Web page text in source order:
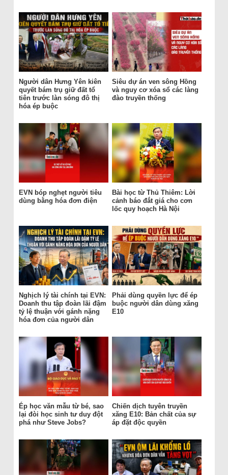
Người dân Hưng Yên kiên
quyết bám trụ giữ đất tổ
tiên trước làn sóng đô thị
hóa ép buộc
Siêu dự án ven sông Hồng
và nguy cơ xóa sổ các làng
đào truyền thống
EVN bóp nghẹt người tiêu
dùng bằng hóa đơn điện
Bài học từ Thủ Thiêm: Lời
cảnh báo đắt giá cho cơn
lốc quy hoạch Hà Nội
Nghịch lý tài chính tại EVN:
Doanh thu tập đoàn lãi đậm
tỷ lệ thuận với gánh nặng
hóa đơn của người dân
Phải dùng quyền lực để ép
buộc người dân dùng xăng
E10
Ép học văn mẫu từ bé, sao
lại đòi học sinh tư duy đột
phá như Steve Jobs?
Chiến dịch tuyên truyền
xăng E10: Bản chất của sự
áp đặt độc quyền